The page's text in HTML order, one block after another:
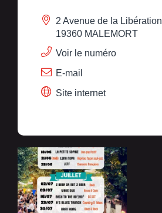
2 Avenue de la Libération
19360 MALEMORT
Voir le numéro
E-mail
Site internet